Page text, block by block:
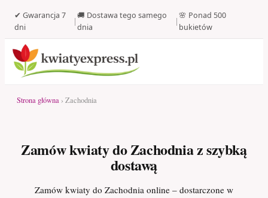
✔ Gwarancja 7
dni
|
🚚 Dostawa tego samego
dnia
|
🌸 Ponad 500
bukietów
Strona główna › Zachodnia
Zamów kwiaty do Zachodnia z szybką
dostawą
Zamów kwiaty do Zachodnia online – dostarczone w